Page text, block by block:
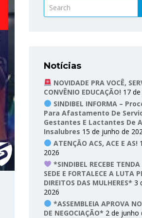
Notícias
NOVIDADE PRA VOCÊ,
CONVÊNIO EDUCAÇÃO! 17
SINDIBEL INFORMA –
Para Afastamento De
Gestantes E Lactantes De
Insalubres 15 de junho de
ATENÇÃO ACS, ACE E AS!
2026
*SINDIBEL RECEBE
SEDE E FORTALECE A LUTA
DIREITOS DAS MULHERES* 3
2026
*ASSEMBLEIA APROVA
DE NEGOCIAÇÃO* 2 de junho